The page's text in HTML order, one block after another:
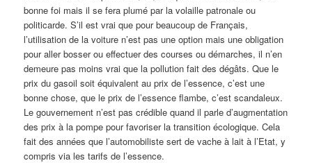
bonne foi mais il se fera plumé par la volaille patronale ou
politicarde. S’il est vrai que pour beaucoup de Français,
l’utilisation de la voiture n’est pas une option mais une obligation
pour aller bosser ou effectuer des courses ou démarches, il n’en
demeure pas moins vrai que la pollution fait des dégâts. Que le
prix du gasoil soit équivalent au prix de l’essence, c’est une
bonne chose, que le prix de l’essence flambe, c’est scandaleux.
Le gouvernement n’est pas crédible quand il parle d’augmentation
des prix à la pompe pour favoriser la transition écologique. Cela
fait des années que l’automobiliste sert de vache à lait à l’Etat, y
compris via les tarifs de l’essence.